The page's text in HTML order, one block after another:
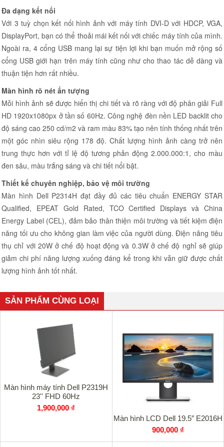
Đa dạng kết nối
Với 3 tuỳ chọn kết nối hình ảnh với máy tính DVI-D với HDCP, VGA,
DisplayPort, bạn có thể thoải mái kết nối với chiếc máy tính của mình.
Ngoài ra, 4 cổng USB mang lại sự tiện lợi khi bạn muốn mở rộng số
cổng USB giới hạn trên máy tính cũng như cho thao tác dễ dàng và
thuận tiện hơn rất nhiều.
Màn hình rõ nét ấn tượng
Mỗi hình ảnh sẽ được hiển thị chi tiết và rõ ràng với độ phân giải Full
HD 1920x1080px ở tần số 60Hz. Công nghệ đèn nền LED backlit cho
độ sáng cao 250 cd/m2 và ram màu 83% tạo nên tính thống nhất trên
một góc nhìn siêu rộng 178 độ. Chất lượng hình ảnh càng trở nên
trung thực hơn với tỉ lệ độ tương phản động 2.000.000:1, cho màu
đen sâu, màu trắng sáng và chi tiết nổi bật.
Thiết kế chuyên nghiệp, bảo vệ môi trường
Màn hình Dell P2314H đạt đầy đủ các tiêu chuẩn ENERGY STAR
Qualified, EPEAT Gold Rated, TCO Certified Displays và China
Energy Label (CEL), đảm bảo thân thiện môi trường và tiết kiệm điện
năng tối ưu cho không gian làm việc của người dùng. Điện năng tiêu
thụ chỉ với 20W ở chế độ hoạt động và 0.3W ở chế độ nghỉ sẽ giúp
giảm chi phí năng lượng xuống đáng kể trong khi vẫn giữ được chất
lượng hình ảnh tốt nhất.
SẢN PHẨM CÙNG LOẠI
Màn hình máy tính Dell P2319H
23'' FHD 60Hz
1,900,000 ₫
Màn hình LCD Dell 19.5″ E2016H
900,000 ₫